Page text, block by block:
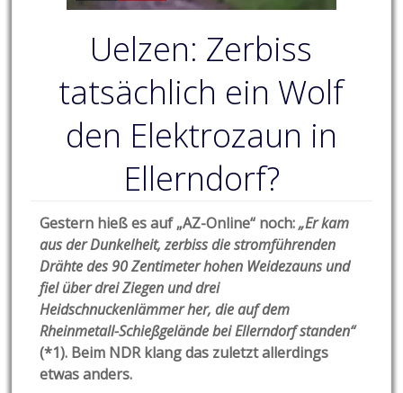
Uelzen: Zerbiss
tatsächlich ein Wolf
den Elektrozaun in
Ellerndorf?
Gestern hieß es auf „AZ-Online“ noch:„Er kam
aus der Dunkelheit, zerbiss die stromführenden
Drähte des 90 Zentimeter hohen Weidezauns und
fiel über drei Ziegen und drei
Heidschnuckenlämmer her, die auf dem
Rheinmetall-Schießgelände bei Ellerndorf standen“
(*1). Beim NDR klang das zuletzt allerdings
etwas anders.